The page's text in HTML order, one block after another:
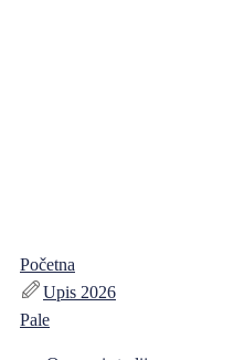
Početna
Upis 2026
Pale